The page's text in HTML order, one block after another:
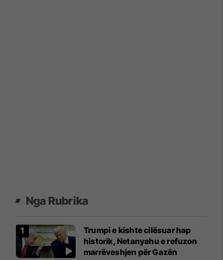
Nga Rubrika
Trumpi e kishte cilësuar hap
historik, Netanyahu e refuzon
marrëveshjen për Gazën